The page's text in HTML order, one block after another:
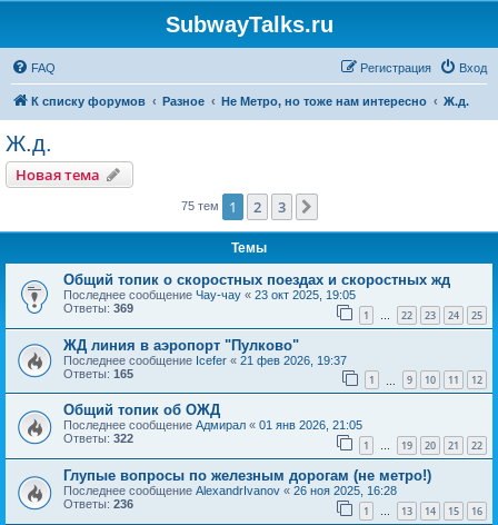
SubwayTalks.ru
FAQ Вход
Регистрация
К списку форумов Разное Не Метро, но тоже нам интересно Ж.д.
Ж.д.
Новая тема
75 тем 1 2 3
Темы
Общий топик о скоростных поездах и скоростных жд
Последнее сообщение Чау-чау « 23 окт 2025, 19:05
Ответы: 369 1 … 22 23 24 25
ЖД линия в аэропорт "Пулково"
Последнее сообщение Icefer « 21 фев 2026, 19:37
Ответы: 165 1 9 10 11 12
Общий топик об ОЖД
Последнее сообщение Адмирал « 01 янв 2026, 21:05
Ответы: 322 1 … 19 20 21 22
Глупые вопросы по железным дорогам (не метро!)
Последнее сообщение AlexandrIvanov « 26 ноя 2025, 16:28
Ответы: 236 1 … 13 14 15 16